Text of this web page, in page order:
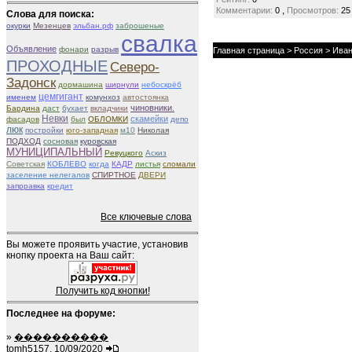
Слова для поиска:
окурки Мезенцев эльбан.рф заброшеные
Объявление фонари разрыв свалка
ПРОХОДНЫЕ Северо-
Задонск дормашина ширнули небоскрёб
именем цемгигант комунхоз автостоянка
Бардина даст бухает вкладчики чиновники.
фасадов Невки был ОБЛОМКИ скамейки депо
люк постройки юго-западная м10 Николая
ПОДХОД сосновая куровская
МУНИЦИПАЛЬНЫЙ Ревуцкого Аскиз
Советская КОБЛЕВО когда КАДР листья сломали
заселение нелегалов СПИРТНОЕ ДВЕРИ
запрравка кредит
Все ключевые слова
Вы можете проявить участие, установив
кнопку проекта на Ваш сайт:
Получить код кнопки!
Последнее на форуме:
» ����������
tomh5157, 10/09/2020
Комментарии: 0 , Просмотров: 25
Главная страница > Россия >